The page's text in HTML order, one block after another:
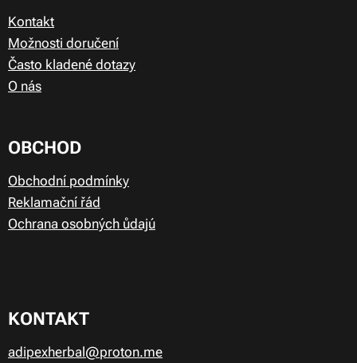
Kontakt
Možnosti doručení
Často kladené dotazy
O nás
OBCHOD
Obchodní podmínky
Reklamační řád
Ochrana osobných ůdajú
KONTAKT
adipexherbal@proton.me